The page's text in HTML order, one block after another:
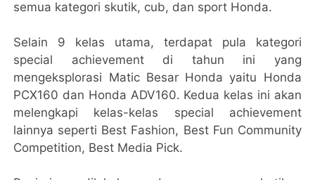
semua kategori skutik, cub, dan sport Honda.
Selain 9 kelas utama, terdapat pula kategori
special achievement di tahun ini yang
mengeksplorasi Matic Besar Honda yaitu Honda
PCX160 dan Honda ADV160. Kedua kelas ini akan
melengkapi kelas-kelas special achievement
lainnya seperti Best Fashion, Best Fun Community
Competition, Best Media Pick.